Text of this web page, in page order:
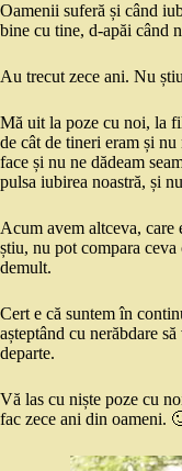
Oamenii suferă și când
bine cu tine, d-apăi când
Au trecut zece ani. Nu
Mă uit la poze cu noi, la
de cât de tineri eram și nu
face și nu ne dădeam
pulsa iubirea noastră, și
Acum avem altceva, care
știu, nu pot compara
demult.
Cert e că suntem în
așteptând cu nerăbdare
departe.
Vă las cu niște poze cu
fac zece ani din oameni.